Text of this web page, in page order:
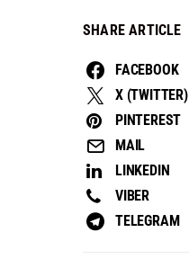
SHARE ARTICLE
FACEBOOK
X (TWITTER)
PINTEREST
MAIL
LINKEDIN
VIBER
TELEGRAM